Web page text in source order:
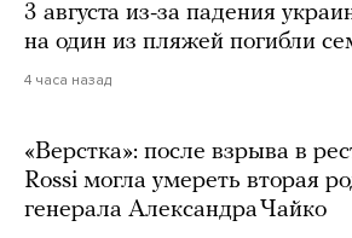
3 августа из-за падения
на один из пляжей погибли
4 часа назад
«Верстка»: после взрыва в
Rossi могла умереть вторая
генерала Александра Чайко